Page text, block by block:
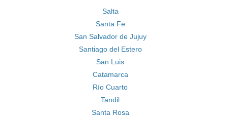
Salta
Santa Fe
San Salvador de Jujuy
Santiago del Estero
San Luis
Catamarca
Río Cuarto
Tandil
Santa Rosa